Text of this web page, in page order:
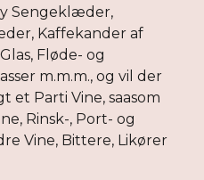
Sengeklæder,
Kaffekander af
Fløde- og
m.m.m., og vil der
et Parti Vine, saasom
Rinsk-, Port- og
Vine, Bittere, Likører